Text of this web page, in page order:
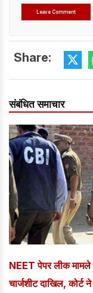
Share:
संबंधित समाचार
NEET पेपर लीक
चार्जशीट दाखिल,